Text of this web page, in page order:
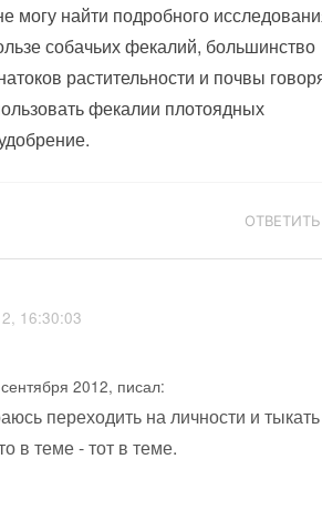
могу найти подробного
собачьих фекалий, большинство
растительности и почвы
фекалии плотоядных
ОТВЕТИТЬ
16:30:03
2012, писал:
переходить на личности и тыкать
в теме - тот в теме.